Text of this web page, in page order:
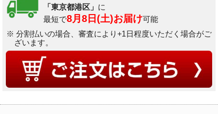
「東京都港区」 に
最短で8月8日(土)お届け可能
※ 分割払いの場合、審査により+1日程度いただく場合がご
ざいます。